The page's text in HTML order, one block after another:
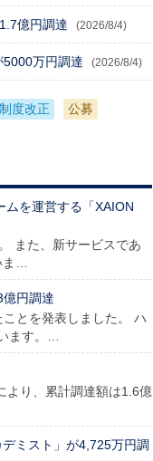
億円調達 (2026/8/4)
万円調達 (2026/8/4)
制度改正 公募
ムを運営する「XAION
また、新サービスであ
ま…
円調達
とを発表しました。 ハ
ます。…
より、累計調達額は1.6億
ミスト」が4,725万円調